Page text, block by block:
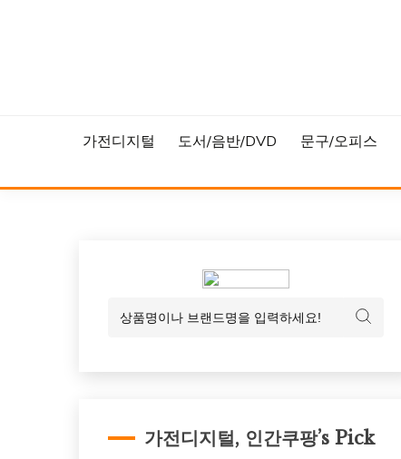
가전디지털 도서/음반/DVD 문구/오피스
가전디지털, 인간쿠팡’s Pick